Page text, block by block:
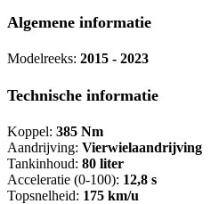
Algemene informatie
Modelreeks: 2015 - 2023
Technische informatie
Koppel: 385 Nm
Aandrijving: Vierwielaandrijving
Tankinhoud: 80 liter
Acceleratie (0-100): 12,8 s
Topsnelheid: 175 km/u